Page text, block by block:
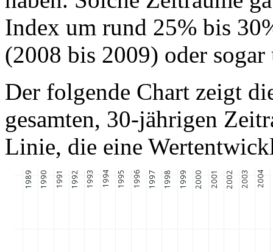
Index um rund 25% bis
(2008 bis 2009) oder
Der folgende Chart zeigt
gesamten, 30-jährigen
Linie, die eine